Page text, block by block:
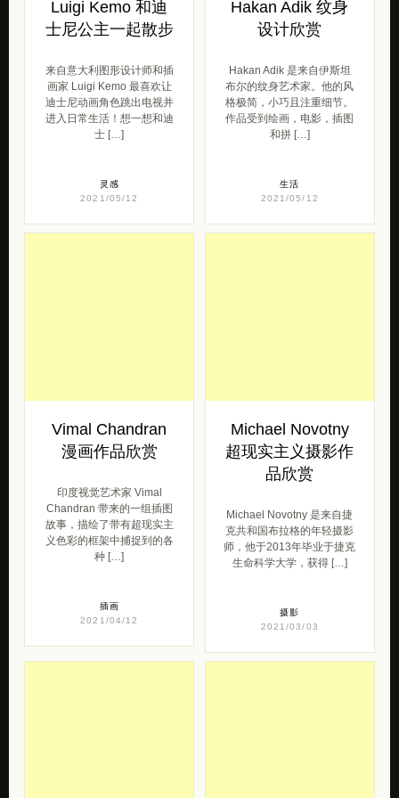
Luigi Kemo 和迪
士尼公主一起散步
来自意大利图形设计师和插
画家 Luigi Kemo 最喜欢让
迪士尼动画角色跳出电视并
进入日常生活！想一想和迪
士 […]
灵感
2021/05/12
Hakan Adik 纹身
设计欣赏
Hakan Adik 是来自伊斯坦
布尔的纹身艺术家。他的风
格极简，小巧且注重细节。
作品受到绘画，电影，插图
和拼 […]
生活
2021/05/12
Vimal Chandran
漫画作品欣赏
印度视觉艺术家 Vimal
Chandran 带来的一组插图
故事，描绘了带有超现实主
义色彩的框架中捕捉到的各
种 […]
插画
2021/04/12
Michael Novotny
超现实主义摄影作
品欣赏
Michael Novotny 是来自捷
克共和国布拉格的年轻摄影
师，他于2013年毕业于捷克
生命科学大学，获得 […]
摄影
2021/03/03